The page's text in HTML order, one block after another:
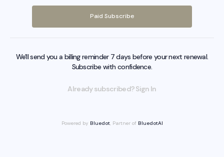
Paid Subscribe
We'll send you a billing reminder 7 days before your next renewal.
Subscribe with confidence.
Already subscribed? Sign In
Powered by Bluedot, Partner of BluedotAI